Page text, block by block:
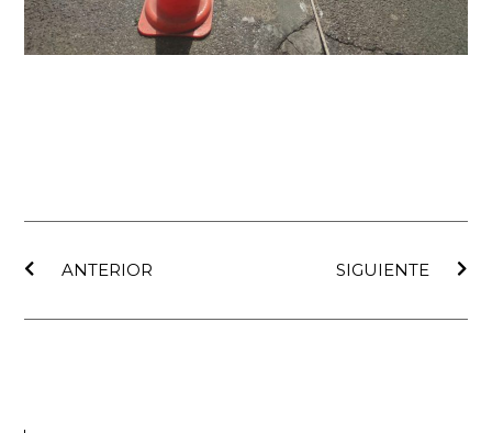
ANTERIOR
SIGUIENTE